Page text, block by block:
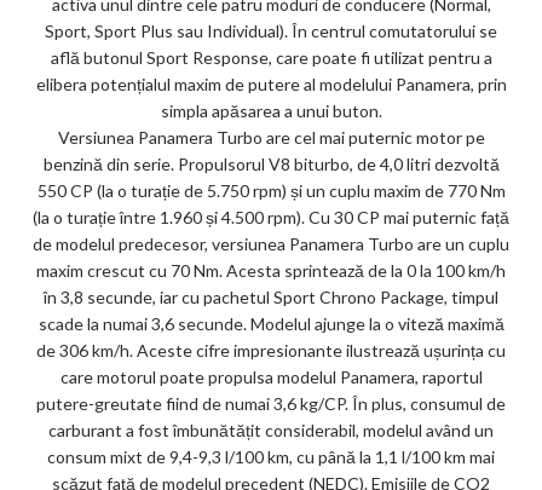
activa unul dintre cele patru moduri de conducere (Normal,
Sport, Sport Plus sau Individual). În centrul comutatorului se
află butonul Sport Response, care poate fi utilizat pentru a
elibera potențialul maxim de putere al modelului Panamera, prin
simpla apăsarea a unui buton.
Versiunea Panamera Turbo are cel mai puternic motor pe
benzină din serie. Propulsorul V8 biturbo, de 4,0 litri dezvoltă
550 CP (la o turație de 5.750 rpm) și un cuplu maxim de 770 Nm
(la o turație între 1.960 și 4.500 rpm). Cu 30 CP mai puternic față
de modelul predecesor, versiunea Panamera Turbo are un cuplu
maxim crescut cu 70 Nm. Acesta sprintează de la 0 la 100 km/h
în 3,8 secunde, iar cu pachetul Sport Chrono Package, timpul
scade la numai 3,6 secunde. Modelul ajunge la o viteză maximă
de 306 km/h. Aceste cifre impresionante ilustrează ușurința cu
care motorul poate propulsa modelul Panamera, raportul
putere-greutate fiind de numai 3,6 kg/CP. În plus, consumul de
carburant a fost îmbunătățit considerabil, modelul având un
consum mixt de 9,4-9,3 l/100 km, cu până la 1,1 l/100 km mai
scăzut față de modelul precedent (NEDC). Emisiile de CO2